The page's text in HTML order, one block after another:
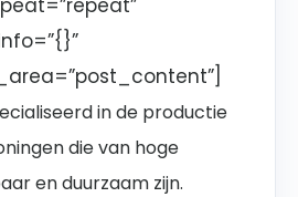
in de productie
die van hoge
en duurzaam zijn.